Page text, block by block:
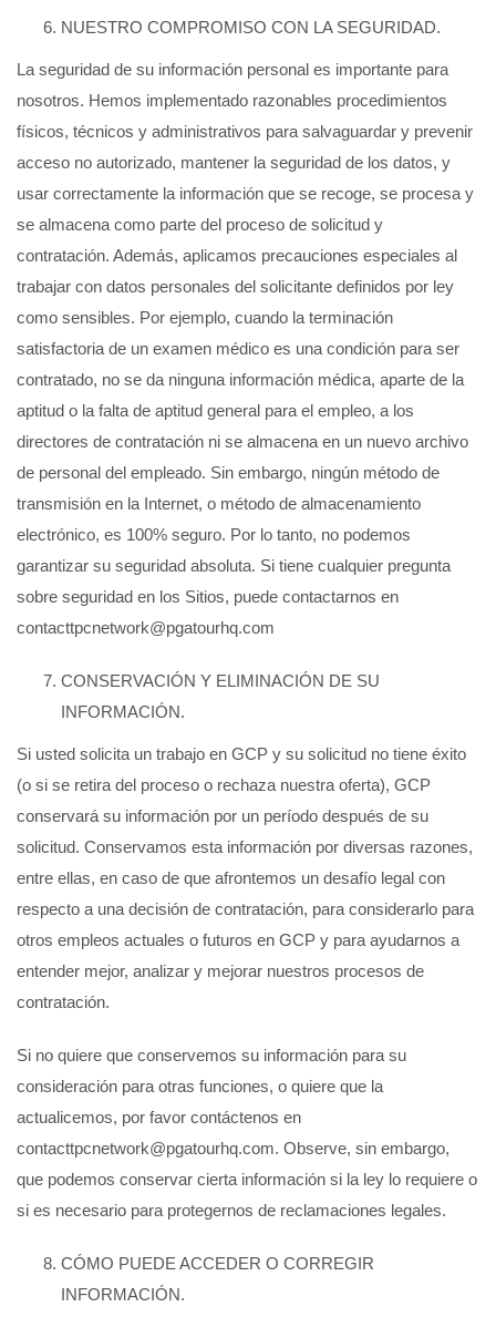
NUESTRO COMPROMISO CON LA SEGURIDAD.
La seguridad de su información personal es importante para
nosotros. Hemos implementado razonables procedimientos
físicos, técnicos y administrativos para salvaguardar y prevenir
acceso no autorizado, mantener la seguridad de los datos, y
usar correctamente la información que se recoge, se procesa y
se almacena como parte del proceso de solicitud y
contratación. Además, aplicamos precauciones especiales al
trabajar con datos personales del solicitante definidos por ley
como sensibles. Por ejemplo, cuando la terminación
satisfactoria de un examen médico es una condición para ser
contratado, no se da ninguna información médica, aparte de la
aptitud o la falta de aptitud general para el empleo, a los
directores de contratación ni se almacena en un nuevo archivo
de personal del empleado. Sin embargo, ningún método de
transmisión en la Internet, o método de almacenamiento
electrónico, es 100% seguro. Por lo tanto, no podemos
garantizar su seguridad absoluta. Si tiene cualquier pregunta
sobre seguridad en los Sitios, puede contactarnos en
contacttpcnetwork@pgatourhq.com
CONSERVACIÓN Y ELIMINACIÓN DE SU
INFORMACIÓN.
Si usted solicita un trabajo en GCP y su solicitud no tiene éxito
(o si se retira del proceso o rechaza nuestra oferta), GCP
conservará su información por un período después de su
solicitud. Conservamos esta información por diversas razones,
entre ellas, en caso de que afrontemos un desafío legal con
respecto a una decisión de contratación, para considerarlo para
otros empleos actuales o futuros en GCP y para ayudarnos a
entender mejor, analizar y mejorar nuestros procesos de
contratación.
Si no quiere que conservemos su información para su
consideración para otras funciones, o quiere que la
actualicemos, por favor contáctenos en
contacttpcnetwork@pgatourhq.com. Observe, sin embargo,
que podemos conservar cierta información si la ley lo requiere o
si es necesario para protegernos de reclamaciones legales.
CÓMO PUEDE ACCEDER O CORREGIR
INFORMACIÓN.